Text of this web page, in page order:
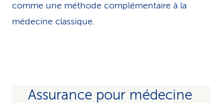
comme une méthode complémentaire à la
médecine classique.
Assurance pour méde­cine